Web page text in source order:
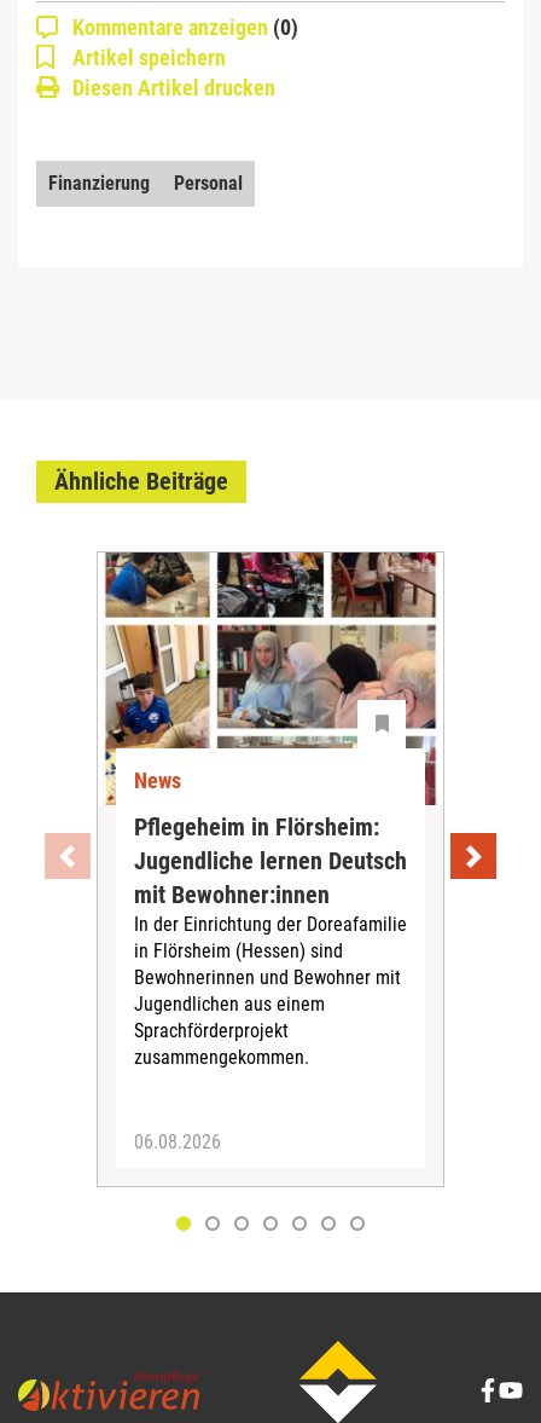
Kommentare anzeigen (0)
Artikel speichern
Diesen Artikel drucken
Finanzierung Personal
Ähnliche Beiträge
News
Pflegeheim in Flörsheim:
Jugendliche lernen Deutsch
mit Bewohner:innen
In der Einrichtung der Doreafamilie
in Flörsheim (Hessen) sind
Bewohnerinnen und Bewohner mit
Jugendlichen aus einem
Sprachförderprojekt
zusammengekommen.
06.08.2026